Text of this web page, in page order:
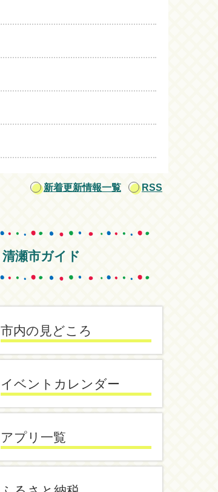
新着更新情報一覧 RSS
清瀬市ガイド
市内の見どころ
イベントカレンダー
アプリ一覧